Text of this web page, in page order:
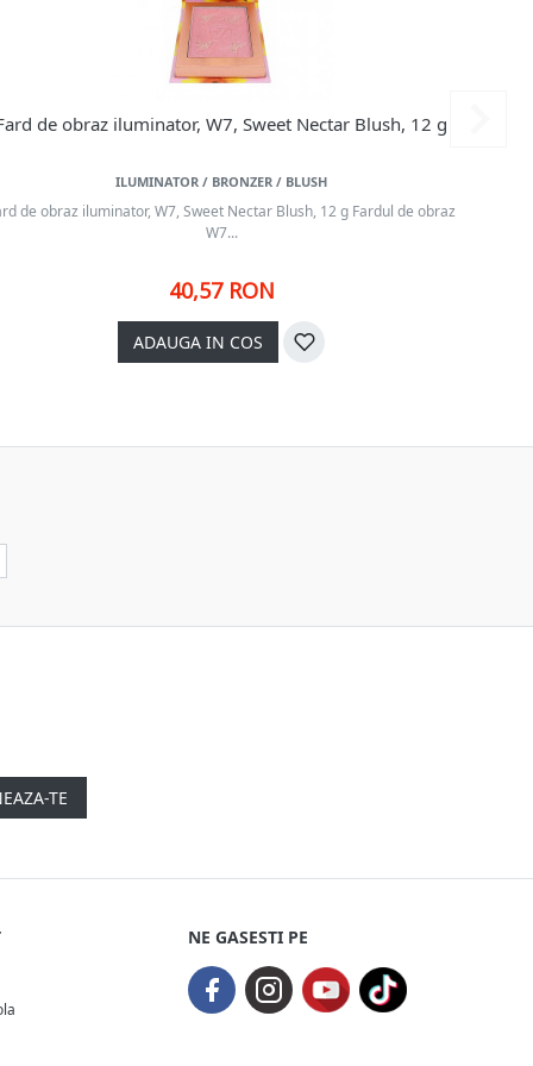
de obraz iluminator, W7, Sweet Nectar Blush, 12 g
ILUMINATOR / BRONZER / BLUSH
de obraz iluminator, W7, Sweet Nectar Blush, 12 g Fardul de obraz
W7...
40,57 RON
ADAUGA IN COS
TE
NE GASESTI PE